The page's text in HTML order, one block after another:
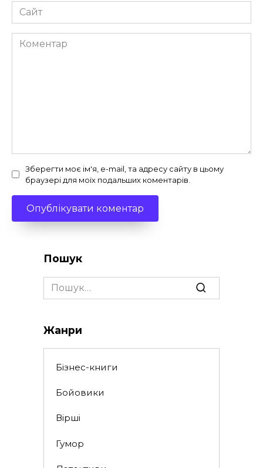
Сайт
Коментар
Зберегти моє ім'я, e-mail, та адресу сайту в цьому
браузері для моїх подальших коментарів.
Пошук
Search
for:
Жанри
Бізнес-книги
Бойовики
Вірші
Гумор